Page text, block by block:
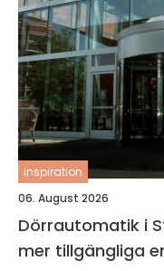
inspiration
06. August 2026
Dörrautomatik i
mer tillgängliga